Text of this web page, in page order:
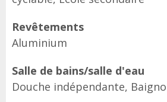
Revêtements
Aluminium
Salle de bains/salle d'eau
Douche indépendante,